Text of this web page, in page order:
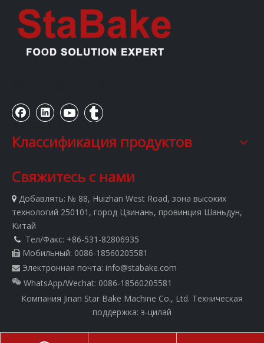
Классификация продуктов
Свяжитесь с нами
 Добавлять: № 88, Huizhan West Road, зона высоких
технологий 250101, город Цзинань, провинция Шаньдун,
Китай
 Тел/Факс: +86-531-82806935
 Мобильный: 0086-18560205581
 Электронная почта: info@stabake.com
WhatsApp/Wechat: 0086-18560205581
Компания Jinan Star Bake Machine Co., Ltd. Техническая
поддержка: э-цилай